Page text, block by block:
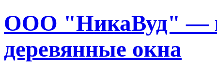
ООО "НикаВуд" —
деревянные окна